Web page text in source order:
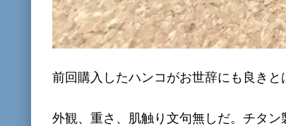
前回購入したハンコがお世辞にも良きと
外観、重さ、肌触り文句無しだ。チタン